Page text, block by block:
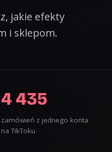
jakie efekty
i sklepom.
4 435
zamówień z jednego konta
na TikToku